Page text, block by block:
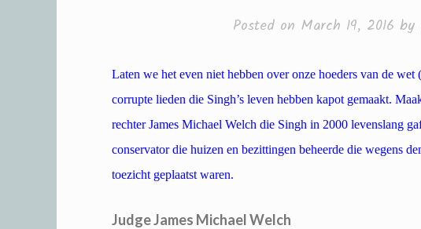
Posted on March 19, 2016 by
Laten we het even niet hebben over onze hoeders van de
corrupte lieden die Singh’s leven hebben kapot gemaakt.
rechter James Michael Welch die Singh in 2000 levenslang
conservator die huizen en bezittingen beheerde die wegens
toezicht geplaatst waren.
Judge James Michael Welch